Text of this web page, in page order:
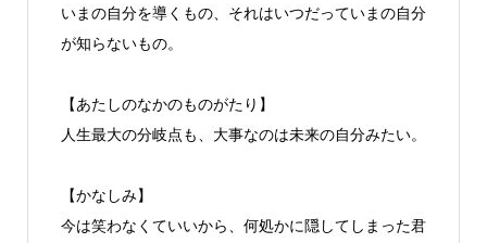
いまの自分を導くもの、それはいつだっていまの自分
が知らないもの。
【あたしのなかのものがたり】
人生最大の分岐点も、大事なのは未来の自分みたい。
【かなしみ】
今は笑わなくていいから、何処かに隠してしまった君